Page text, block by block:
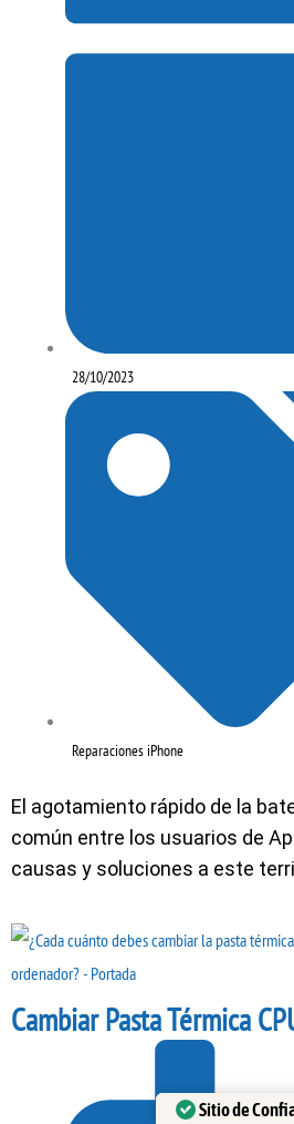
28/10/2023
Reparaciones iPhone
El agotamiento rápido de la
común entre los usuarios de
causas y soluciones a este
Cambiar Pasta Térmica
Sitio de